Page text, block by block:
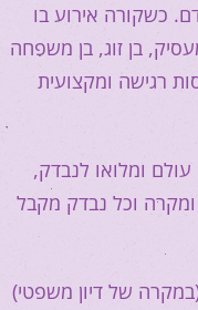
כשקורה אירוע בו
בן זוג, בן משפחה
רגישה ומקצועית
ומלואו לנבדק,
וכל נבדק מקבל
של דיון משפטי)